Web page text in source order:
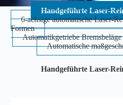
Handgeführte Laser-
6-achsige automatische Laser-
Formen
Automatikgetriebe
Automatische
Handgeführte Laser-